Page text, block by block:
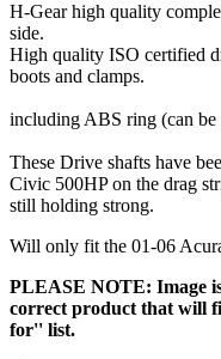
H-Gear high quality
side.
High quality ISO certified
boots and clamps.
including ABS ring (can be
These Drive shafts have
Civic 500HP on the drag
still holding strong.
Will only fit the 01-06
PLEASE NOTE: Image
correct product that will
for'' list.